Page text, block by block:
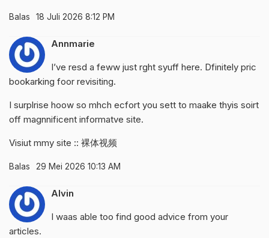
Balas 18 Juli 2026 8:12 PM
Annmarie
I’ve resd a feww just rght syuff here. Dfinitely pric
bookarking foor revisiting.
I surplrise hoow so mhch ecfort you sett to maake thyis soirt
off magnnificent informatve site.
Visiut mmy site :: 裸体视频
Balas 29 Mei 2026 10:13 AM
Alvin
I waas able too find good advice from your
articles.